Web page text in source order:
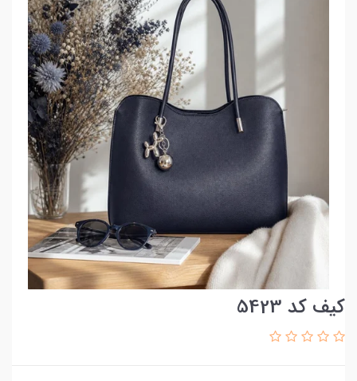
کیف کد 5423